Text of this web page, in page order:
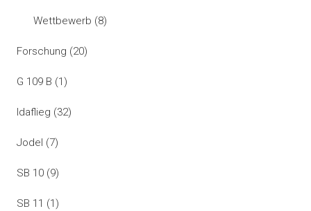
Wettbewerb (8)
Forschung (20)
G 109 B (1)
Idaflieg (32)
Jodel (7)
SB 10 (9)
SB 11 (1)